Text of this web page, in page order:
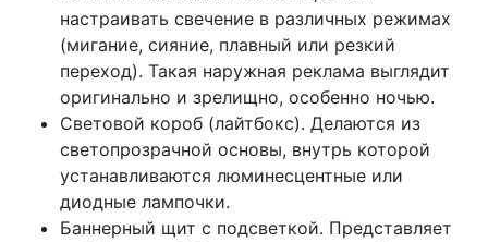
настраивать свечение в различных режимах
(мигание, сияние, плавный или резкий
переход). Такая наружная реклама выглядит
оригинально и зрелищно, особенно ночью.
Световой короб (лайтбокс). Делаются из
светопрозрачной основы, внутрь которой
устанавливаются люминесцентные или
диодные лампочки.
Баннерный щит с подсветкой. Представляет